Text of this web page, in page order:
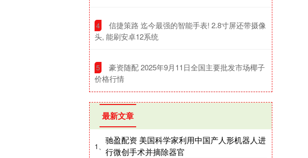
4
​信捷策路 迄今最强的智能手表! 2.8寸屏还带摄像
头, 能刷安卓12系统
5
​豪资随配 2025年9月11日全国主要批发市场椰子
价格行情
最新文章
1、
驰盈配资 美国科学家利用中国产人形机器人进
行微创手术并摘除器官